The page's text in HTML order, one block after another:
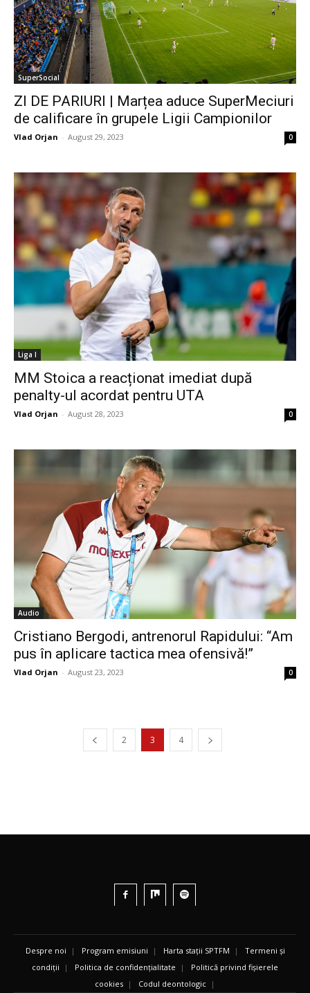
SuperSocial
ZI DE PARIURI | Marțea aduce SuperMeciuri
de calificare în grupele Ligii Campionilor
Vlad Orjan - August 29, 2023 0
Liga I
MM Stoica a reacționat imediat după
penalty-ul acordat pentru UTA
Vlad Orjan - August 28, 2023 0
Audio
Cristiano Bergodi, antrenorul Rapidului: “Am
pus în aplicare tactica mea ofensivă!”
Vlad Orjan - August 23, 2023 0
2 3 4
Despre noi | Program emisiuni | Harta stații SPTFM | Termeni și
condiții | Politica de confidențialitate | Politică privind fișierele
cookies | Codul deontologic |